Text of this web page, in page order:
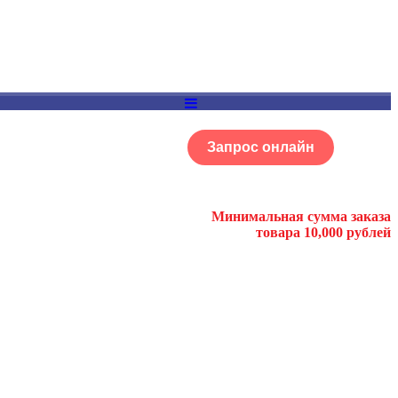
Запрос онлайн
Минимальная сумма заказа
товара 10,000 рублей